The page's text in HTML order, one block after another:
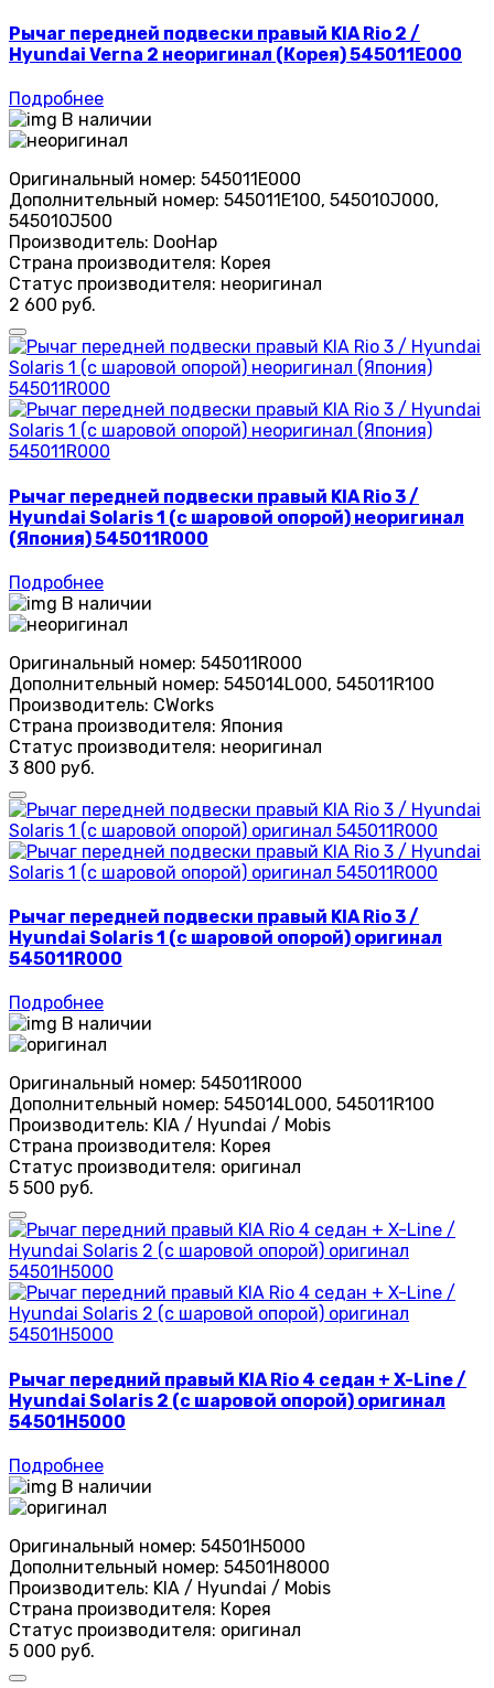
Рычаг передней подвески правый KIA Rio 2 /
Hyundai Verna 2 неоригинал (Корея) 545011E000
Подробнее
В наличии
Оригинальный номер: 545011E000
Дополнительный номер: 545011E100, 545010J000,
545010J500
Производитель: DooHap
Страна производителя: Корея
Статус производителя: неоригинал
2 600 руб.
Рычаг передней подвески правый KIA Rio 3 /
Hyundai Solaris 1 (с шаровой опорой) неоригинал
(Япония) 545011R000
Подробнее
В наличии
Оригинальный номер: 545011R000
Дополнительный номер: 545014L000, 545011R100
Производитель: CWorks
Страна производителя: Япония
Статус производителя: неоригинал
3 800 руб.
Рычаг передней подвески правый KIA Rio 3 /
Hyundai Solaris 1 (с шаровой опорой) оригинал
545011R000
Подробнее
В наличии
Оригинальный номер: 545011R000
Дополнительный номер: 545014L000, 545011R100
Производитель: KIA / Hyundai / Mobis
Страна производителя: Корея
Статус производителя: оригинал
5 500 руб.
Рычаг передний правый KIA Rio 4 седан + X-Line /
Hyundai Solaris 2 (с шаровой опорой) оригинал
54501H5000
Подробнее
В наличии
Оригинальный номер: 54501H5000
Дополнительный номер: 54501H8000
Производитель: KIA / Hyundai / Mobis
Страна производителя: Корея
Статус производителя: оригинал
5 000 руб.